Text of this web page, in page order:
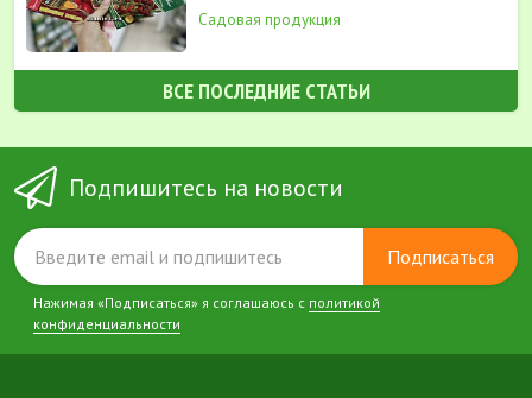
Садовая продукция
ВСЕ ПОСЛЕДНИЕ СТАТЬИ
Подпишитесь на новости
Подписаться
Нажимая «Подписаться» я соглашаюсь с политикой
конфиденциальности